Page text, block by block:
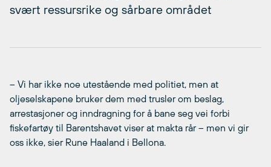
svært ressursrike og sårbare området
– Vi har ikke noe utestående med politiet, men at
oljeselskapene bruker dem med trusler om beslag,
arrestasjoner og inndragning for å bane seg vei forbi
fiskefartøy til Barentshavet viser at makta rår – men vi gir
oss ikke, sier Rune Haaland i Bellona.